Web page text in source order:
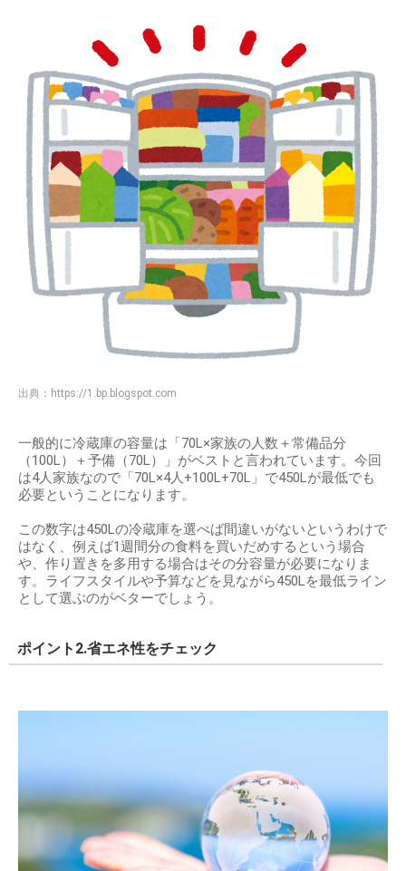
出典： https://1.bp.blogspot.com
一般的に冷蔵庫の容量は「70L×家族の人数＋常備品分
（100L）＋予備（70L）」がベストと言われています。今回
は4人家族なので「70L×4人+100L+70L」で450Lが最低でも
必要ということになります。
この数字は450Lの冷蔵庫を選べば間違いがないというわけで
はなく、例えば1週間分の食料を買いだめするという場合
や、作り置きを多用する場合はその分容量が必要になりま
す。ライフスタイルや予算などを見ながら450Lを最低ライン
として選ぶのがベターでしょう。
ポイント2.省エネ性をチェック